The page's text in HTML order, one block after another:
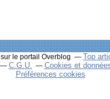
sur le portail Overblog Top
C.G.U.
Cookies et
Préférences cookies